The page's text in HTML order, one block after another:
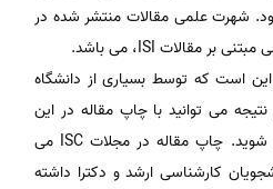
شهرت علمی مقالات منتشر شده در
یکی از مزایای پایگاه داده ISC این است که توسط بسیاری از دانشگاه
می توانید با چاپ مقاله در این
مجلات از امتیازات آن بهره مند شوید. چاپ مقاله در مجلات ISC می
کارشناسی ارشد و دکترا داشته